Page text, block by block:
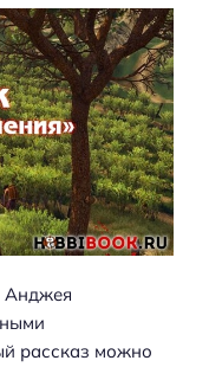
Анджея
рассказ можно